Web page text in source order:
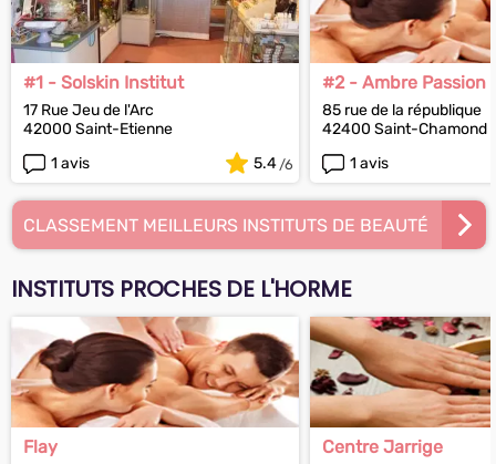
#1 - Solskin Institut
17 Rue Jeu de l'Arc
42000 Saint-Etienne
1 avis
5.4
#2 - Ambre Passion
85 rue de la république
42400 Saint-Chamond
1 avis
CLASSEMENT MEILLEURS INSTITUTS DE BEAUTÉ
INSTITUTS PROCHES DE L'HORME
Flay Centre Jarrige